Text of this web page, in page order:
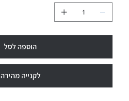
הוספה לסל
לקנייה מהירה